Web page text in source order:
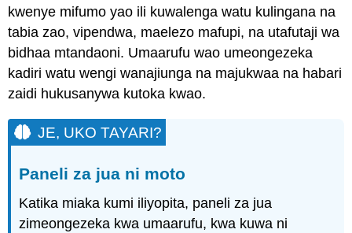
kwenye mifumo yao ili kuwalenga watu kulingana na
tabia zao, vipendwa, maelezo mafupi, na utafutaji wa
bidhaa mtandaoni. Umaarufu wao umeongezeka
kadiri watu wengi wanajiunga na majukwaa na habari
zaidi hukusanywa kutoka kwao.
JE, UKO TAYARI?
Paneli za jua ni moto
Katika miaka kumi iliyopita, paneli za jua
zimeongezeka kwa umaarufu, kwa kuwa ni